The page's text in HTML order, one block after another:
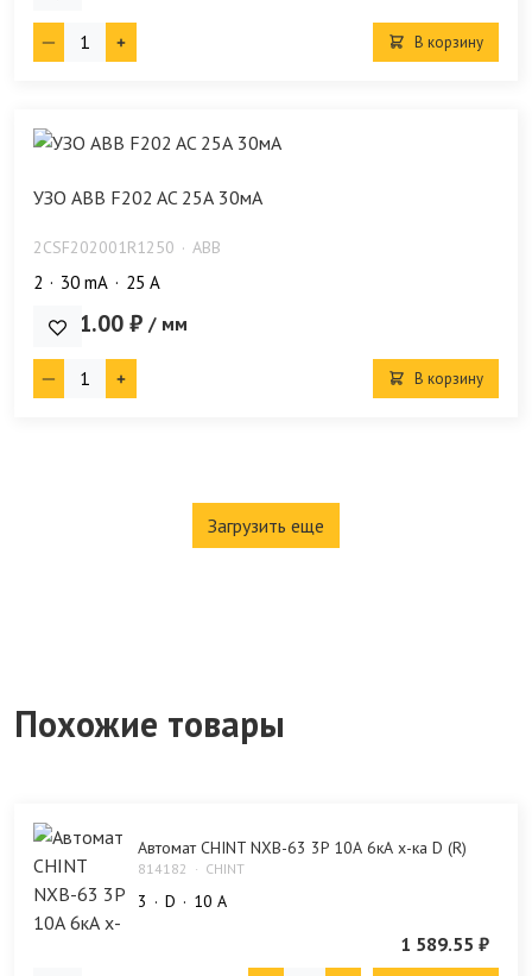
В корзину
УЗО ABB F202 AC 25А 30мА
2CSF202001R1250 ABB
2 30 mA 25 А
4 341.00 ₽ / мм
В корзину
Загрузить еще
Похожие товары
Автомат CHINT NXB-63 3P 10А 6кА х-ка D (R)
814182 CHINT
3 D 10 А
1 589.55 ₽